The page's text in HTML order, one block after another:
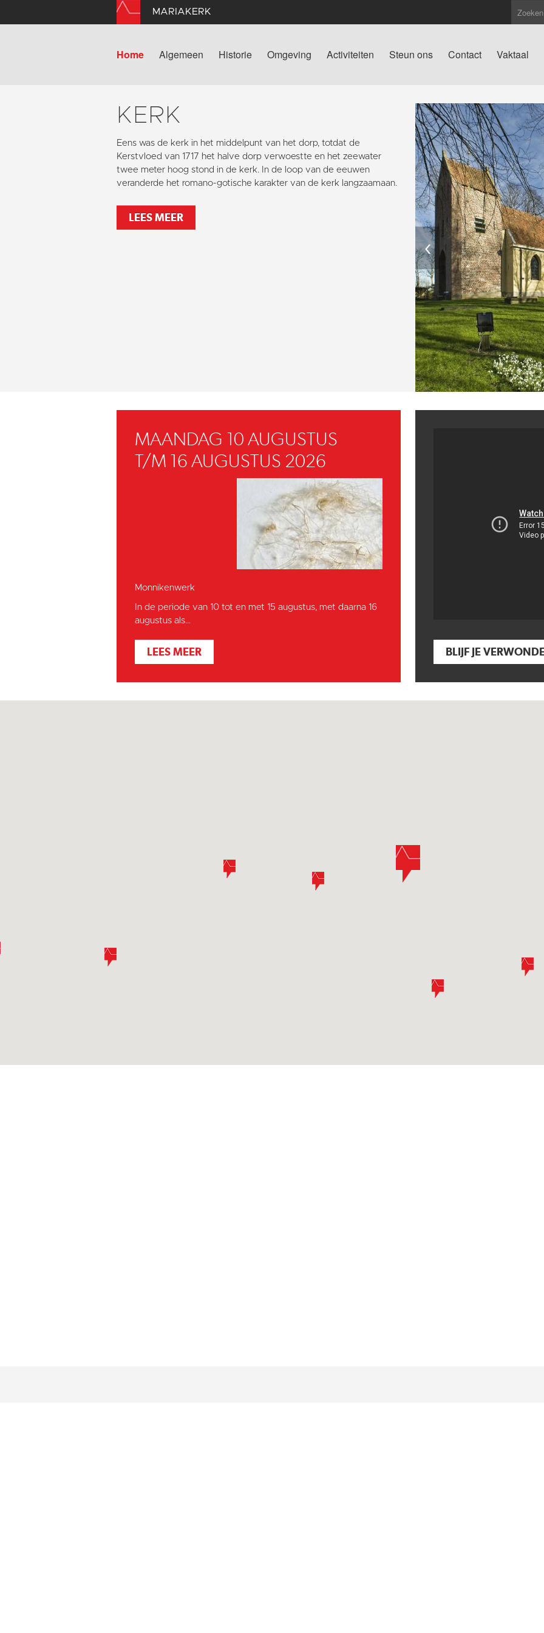
MARIAKERK
Home Algemeen Historie Omgeving Activiteiten Steun ons Contact Vaktaal
KERK
Eens was de kerk in het middelpunt van het dorp, totdat de
Kerstvloed van 1717 het halve dorp verwoestte en het zeewater
twee meter hoog stond in de kerk. In de loop van de eeuwen
veranderde het romano-gotische karakter van de kerk langzaamaan.
LEES MEER
‹
MAANDAG 10 AUGUSTUS
T/M 16 AUGUSTUS 2026
Monnikenwerk
In de periode van 10 tot en met 15 augustus, met daarna 16
augustus als...
LEES MEER BLIJF JE